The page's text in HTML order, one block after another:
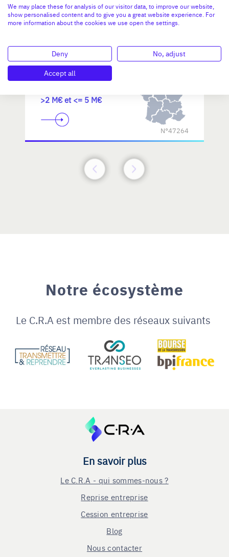
d'excellence
>2 M€ et <= 5 M€
N°47264
Notre écosystème
Le C.R.A est membre des réseaux suivants
En savoir plus
Le C.R.A - qui sommes-nous ?
Reprise entreprise
Cession entreprise
Blog
Nous contacter
We may place these for analysis of our visitor data, to improve our website,
show personalised content and to give you a great website experience. For
more information about the cookies we use open the settings.
Deny
No, adjust
Accept all